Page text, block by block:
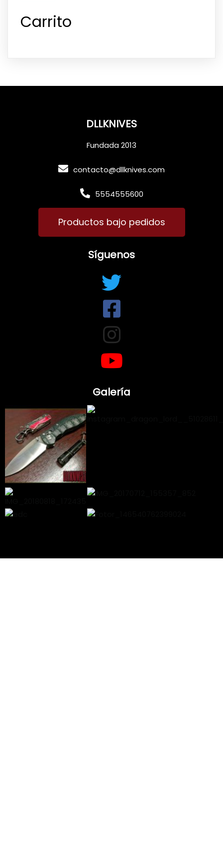
Carrito
DLLKNIVES
Fundada 2013
contacto@dllknives.com
5554555600
Productos bajo pedidos
Síguenos
Galería